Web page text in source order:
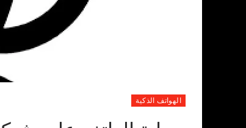
الهواتف الذكية